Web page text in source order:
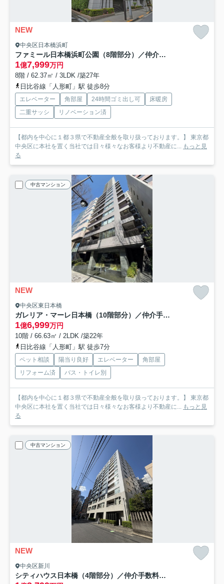
NEW
中央区日本橋浜町
ファミール日本橋浜町公園（8階部分）／仲介手数料無料／新規フルリノベーション
1億7,999万円
8階 / 62.37㎡ / 3LDK /築27年
日比谷線「人形町」駅 徒歩8分
エレベーター 角部屋 24時間ゴミ出し可
床暖房
二重サッシ
リノベーション済
【都内を中心に１都３県で不動産全般を取り扱っております。】 東京都
中央区に本社を置く当社では日々様々なお客様より不動産に... もっと見
る
中古マンション
NEW
中央区東日本橋
ガレリア・マーレ日本橋（10階部分）／仲介手数料無料／新規フルリノベーション
1億6,999万円
10階 / 66.63㎡ / 2LDK /築22年
日比谷線「人形町」駅 徒歩7分
ペット相談 陽当り良好 エレベーター
角部屋
リフォーム済
バス・トイレ別
【都内を中心に１都３県で不動産全般を取り扱っております。】 東京都
中央区に本社を置く当社では日々様々なお客様より不動産に... もっと見
る
中古マンション
NEW
中央区新川
シティハウス日本橋（4階部分）／仲介手数料無料／新規フルリノベーション